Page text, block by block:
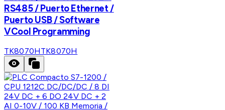
RS485 / Puerto Ethernet /
Puerto USB / Software
VCool Programming
TK8070HTK8070H